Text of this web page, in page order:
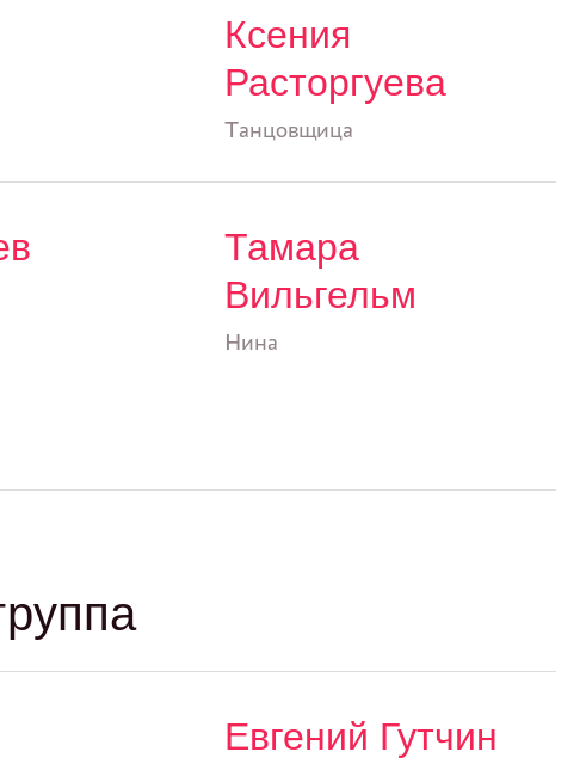
Ксения
Расторгуева
Танцовщица
Тамара
Вильгельм
Нина
Евгений Гутчин